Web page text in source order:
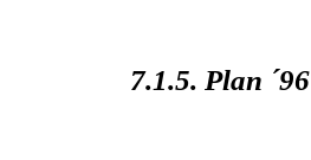
7.1.5. Plan ´96